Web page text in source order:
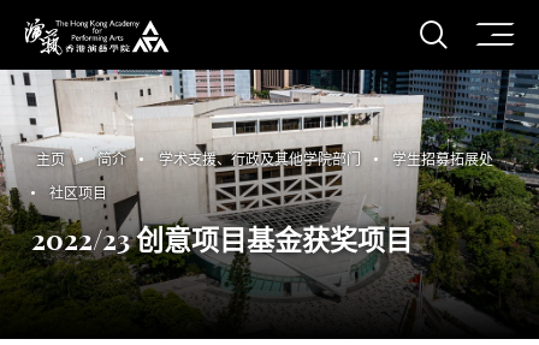
香港演艺学院
打开
主页 简介 学术支援、行政及其他学院部门
学生招募拓展处
社区项目
2022/23 创意项目基金获奖项目